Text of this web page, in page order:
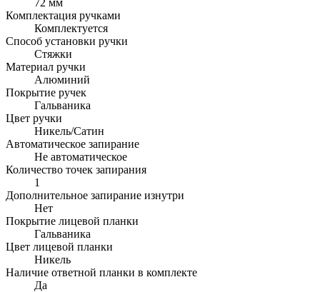
Комплектация ручками
Комплектуется
Способ установки ручки
Стяжки
Материал ручки
Алюминий
Покрытие ручек
Гальваника
Цвет ручки
Никель/Cатин
Автоматическое запирание
Не автоматическое
Количество точек запирания
1
Дополнительное запирание изнутри
Нет
Покрытие лицевой планки
Гальваника
Цвет лицевой планки
Никель
Наличие ответной планки в комплекте
Да